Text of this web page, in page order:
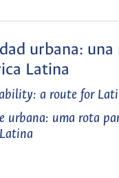
urbana:
Latina
a route for
urbana: uma rota
Latina